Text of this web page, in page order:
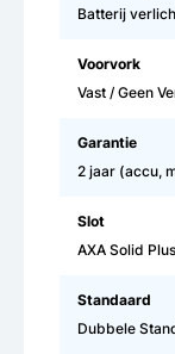
Batterij
Voorvork
Vast / Geen
Garantie
2 jaar (accu,
Slot
AXA Solid
Standaard
Dubbele